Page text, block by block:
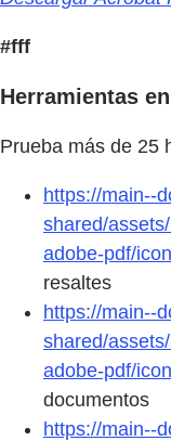
#fff
Herramientas
Prueba más de 25
https://main--
shared/
adobe-pdf/
resaltes
https://main--
shared/
adobe-pdf/
documentos
https://main--